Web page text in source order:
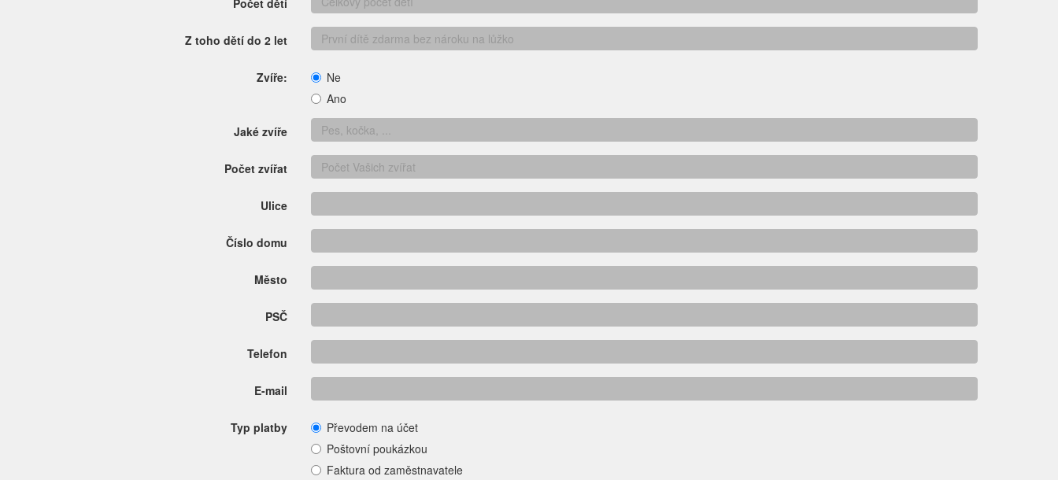
Počet dětí
Z toho dětí do 2 let
Zvíře:
Ne
Ano
Jaké zvíře
Počet zvířat
Ulice
Číslo domu
Město
PSČ
Telefon
E-mail
Typ platby
Převodem na účet
Poštovní poukázkou
Faktura od zaměstnavatele